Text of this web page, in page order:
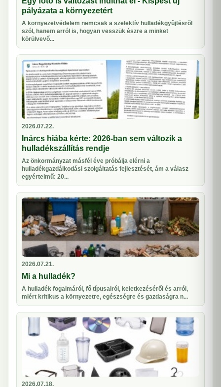
pályázata a környezetért
A környezetvédelem nemcsak a szelektív hulladékgyűjtésről
szól, hanem arról is, hogyan vesszük észre a minket
körülvevő...
2026.07.22.
Inárcs hiába kérte: 2026-ban sem változik a
hulladékszállítás rendje
Az önkormányzat másfél éve próbálja elérni a
hulladékgazdálkodási szolgáltatás fejlesztését, ám a válasz
egyértelmű: 20...
2026.07.21.
Mi a hulladék?
A hulladék fogalmáról, fő típusairól, keletkezéséről és arról,
miért kritikus a környezetre, egészségre és gazdaságra n...
2026.07.18.